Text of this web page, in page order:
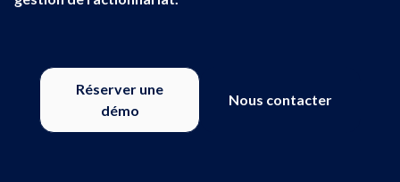
Réserver une
démo
Nous contacter